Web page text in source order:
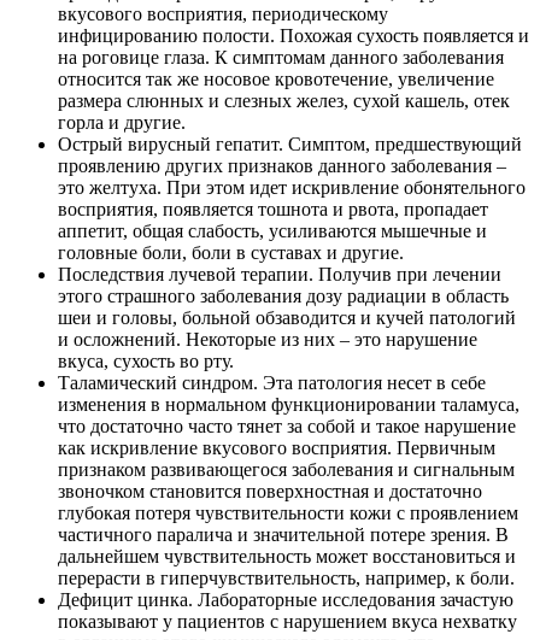
вкусового восприятия, периодическому
инфицированию полости. Похожая сухость появляется и
на роговице глаза. К симптомам данного заболевания
относится так же носовое кровотечение, увеличение
размера слюнных и слезных желез, сухой кашель, отек
горла и другие.
Острый вирусный гепатит. Симптом, предшествующий
проявлению других признаков данного заболевания –
это желтуха. При этом идет искривление обонятельного
восприятия, появляется тошнота и рвота, пропадает
аппетит, общая слабость, усиливаются мышечные и
головные боли, боли в суставах и другие.
Последствия лучевой терапии. Получив при лечении
этого страшного заболевания дозу радиации в область
шеи и головы, больной обзаводится и кучей патологий
и осложнений. Некоторые из них – это нарушение
вкуса, сухость во рту.
Таламический синдром. Эта патология несет в себе
изменения в нормальном функционировании таламуса,
что достаточно часто тянет за собой и такое нарушение
как искривление вкусового восприятия. Первичным
признаком развивающегося заболевания и сигнальным
звоночком становится поверхностная и достаточно
глубокая потеря чувствительности кожи с проявлением
частичного паралича и значительной потере зрения. В
дальнейшем чувствительность может восстановиться и
перерасти в гиперчувствительность, например, к боли.
Дефицит цинка. Лабораторные исследования зачастую
показывают у пациентов с нарушением вкуса нехватку